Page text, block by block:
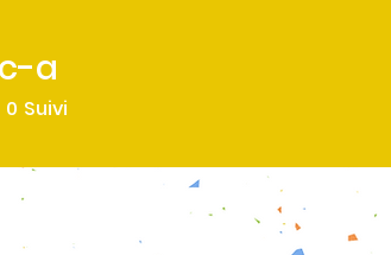
a
0 Suivi